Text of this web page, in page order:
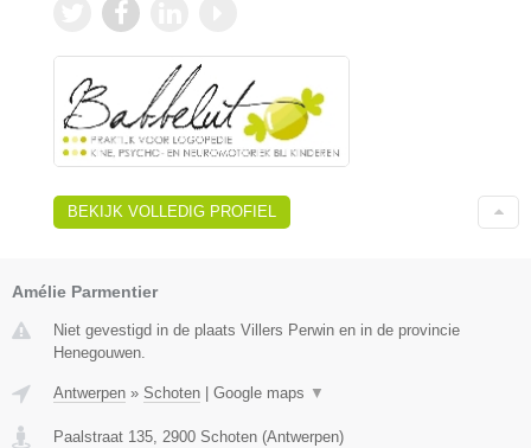
BEKIJK VOLLEDIG PROFIEL
Amélie Parmentier
Niet gevestigd in de plaats Villers Perwin en in de provincie
Henegouwen.
Antwerpen » Schoten Google maps ▼
Paalstraat 135, 2900 Schoten (Antwerpen)